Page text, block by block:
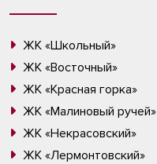
ЖК «Школьный»
ЖК «Восточный»
ЖК «Красная горка»
ЖК «Малиновый ручей»
ЖК «Некрасовский»
ЖК «Лермонтовский»